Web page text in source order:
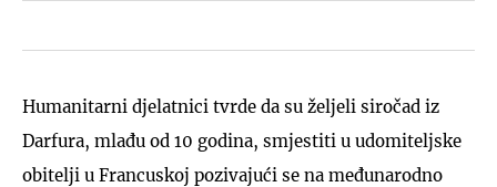
Humanitarni djelatnici tvrde da su željeli siročad iz
Darfura, mlađu od 10 godina, smjestiti u udomiteljske
obitelji u Francuskoj pozivajući se na međunarodno